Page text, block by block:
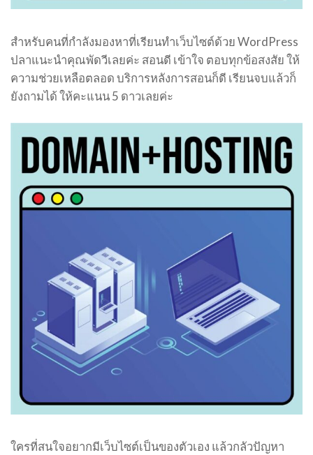
สำหรับคนที่กำลังมองหาที่เรียนทำเว็บไซต์ด้วย WordPress
ปลาแนะนำคุณพัดวีเลยค่ะ สอนดี เข้าใจ ตอบทุกข้อสงสัย ให้
ความช่วยเหลือตลอด บริการหลังการสอนก็ดี เรียนจบแล้วก็
ยังถามได้ ให้คะแนน 5 ดาวเลยค่ะ
ใครที่สนใจอยากมีเว็บไซต์เป็นของตัวเอง แล้วกลัวปัญหา